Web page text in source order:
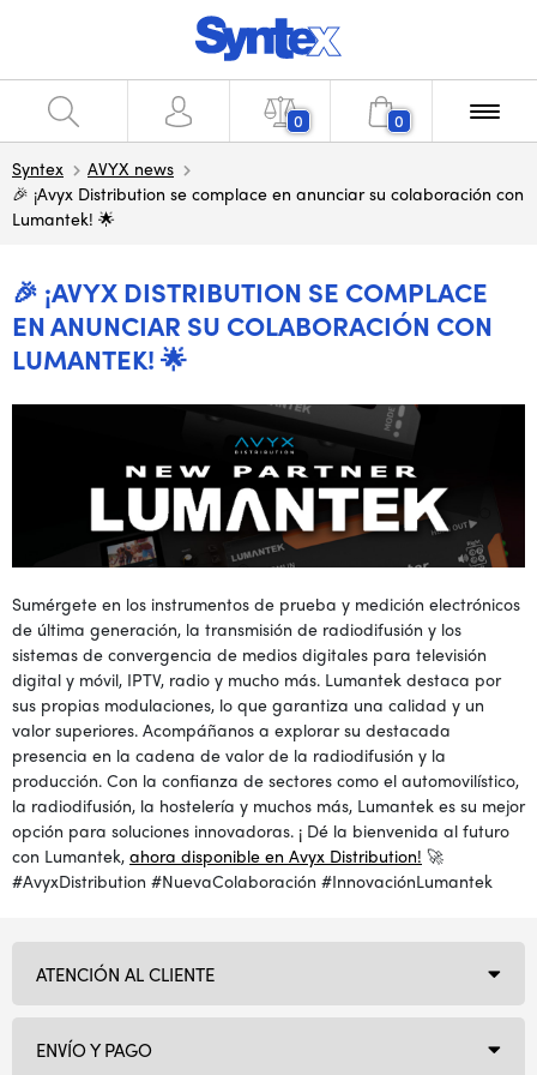
0 0
Syntex
AVYX news
🎉 ¡Avyx Distribution se complace en anunciar su colaboración con
Lumantek! 🌟
🎉 ¡AVYX DISTRIBUTION SE COMPLACE
EN ANUNCIAR SU COLABORACIÓN CON
LUMANTEK! 🌟
Sumérgete en los instrumentos de prueba y medición electrónicos
de última generación, la transmisión de radiodifusión y los
sistemas de convergencia de medios digitales para televisión
digital y móvil, IPTV, radio y mucho más. Lumantek destaca por
sus propias modulaciones, lo que garantiza una calidad y un
valor superiores. Acompáñanos a explorar su destacada
presencia en la cadena de valor de la radiodifusión y la
producción. Con la confianza de sectores como el automovilístico,
la radiodifusión, la hostelería y muchos más, Lumantek es su mejor
opción para soluciones innovadoras. ¡ Dé la bienvenida al futuro
con Lumantek, ahora disponible en Avyx Distribution! 🚀
#AvyxDistribution #NuevaColaboración #InnovaciónLumantek
ATENCIÓN AL CLIENTE
ENVÍO Y PAGO